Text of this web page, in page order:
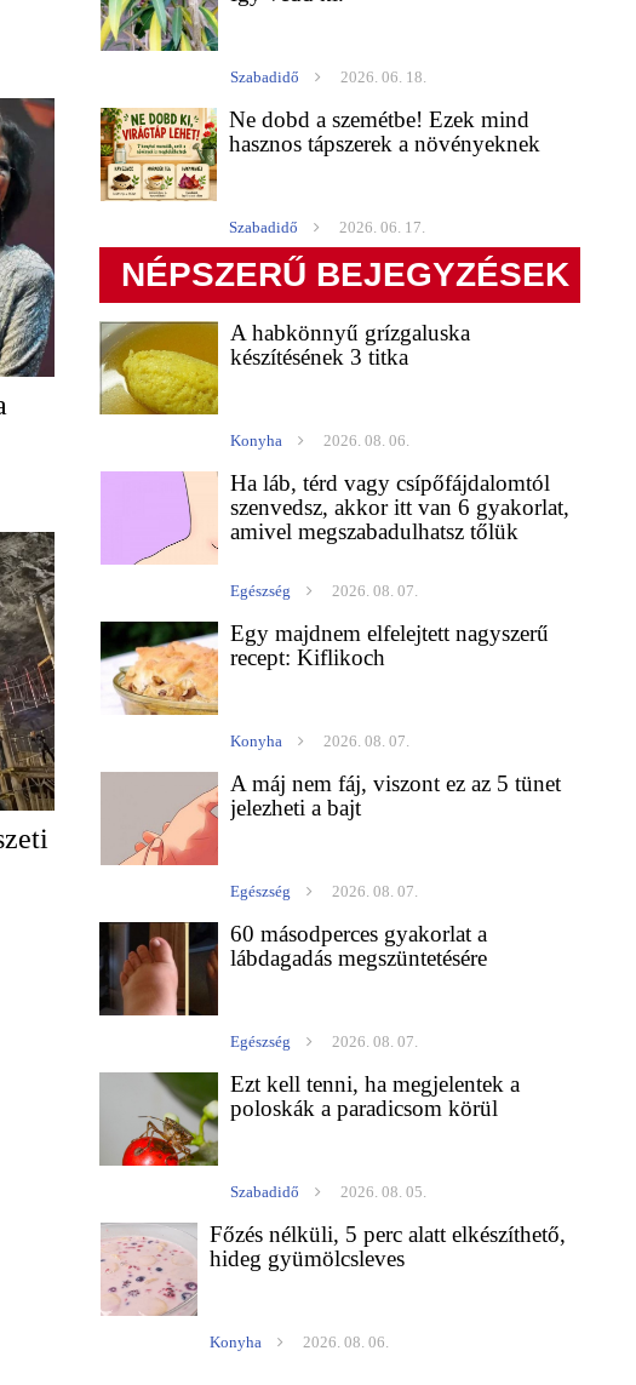
Szabadidő 2026. 06. 18.
Ne dobd a szemétbe! Ezek mind
hasznos tápszerek a növényeknek
Szabadidő 2026. 06. 17.
NÉPSZERŰ BEJEGYZÉSEK
A habkönnyű grízgaluska
készítésének 3 titka
Konyha 2026. 08. 06.
Ha láb, térd vagy csípőfájdalomtól
szenvedsz, akkor itt van 6 gyakorlat,
amivel megszabadulhatsz tőlük
Egészség 2026. 08. 07.
Egy majdnem elfelejtett nagyszerű
recept: Kiflikoch
Konyha 2026. 08. 07.
A máj nem fáj, viszont ez az 5 tünet
jelezheti a bajt
Egészség 2026. 08. 07.
60 másodperces gyakorlat a
lábdagadás megszüntetésére
Egészség 2026. 08. 07.
Ezt kell tenni, ha megjelentek a
poloskák a paradicsom körül
Szabadidő 2026. 08. 05.
Főzés nélküli, 5 perc alatt elkészíthető,
hideg gyümölcsleves
Konyha 2026. 08. 06.